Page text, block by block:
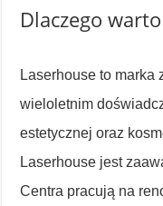
Dlaczego
Laserhouse to marka
wieloletnim
estetycznej oraz
Laserhouse jest
Centra pracują na